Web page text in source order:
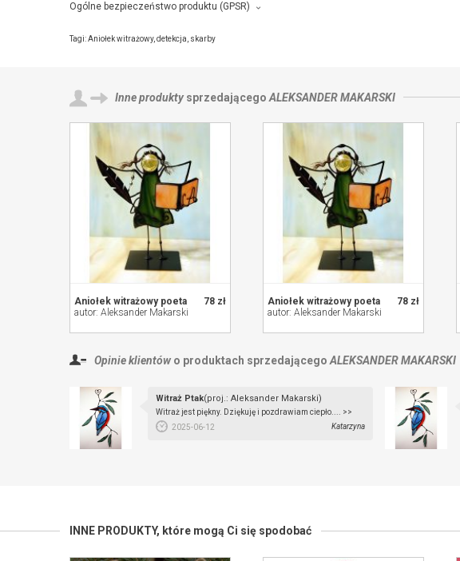
Ogólne bezpieczeństwo produktu (GPSR)
Aleksander Makarski FAMA, Osiedlowa 32/7, 26-600 Radom,
Tagi:Aniołek witrażowy, detekcja skarby
Inne produktysprzedającego ALEKSANDER MAKARSKI
78 zł
Aniołek witrażowy poeta
autor: Aleksander Makarski
78 zł
Aniołek witrażowy poeta
autor: Aleksander Makarski
Opinie klientów o produktach sprzedającego ALEKSANDER MAKARSKI
Witraż Ptak(proj.: Aleksander Makarski)
Witraż jest piękny. Dziękuję i pozdrawiam ciepło.... >>
2025-06-12
Katarzyna
INNE PRODUKTY, które mogą Ci się spodobać